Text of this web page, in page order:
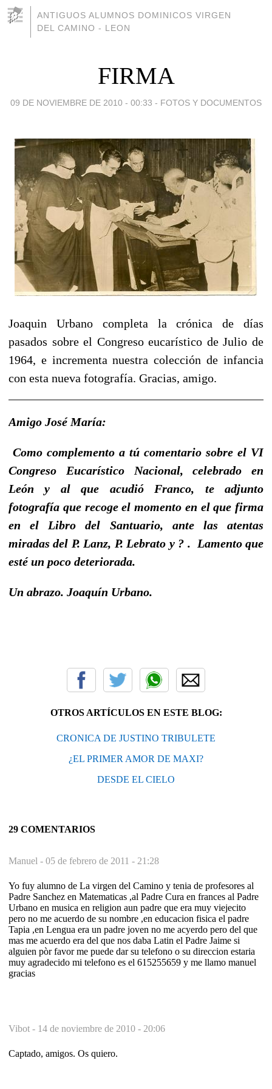
ANTIGUOS ALUMNOS DOMINICOS VIRGEN
DEL CAMINO - LEON
FIRMA
09 DE NOVIEMBRE DE 2010 - 00:33 - FOTOS Y DOCUMENTOS
Joaquin Urbano completa la crónica de días
pasados sobre el Congreso eucarístico de Julio de
1964, e incrementa nuestra colección de infancia
con esta nueva fotografía. Gracias, amigo.
Amigo José María:
Como complemento a tú comentario sobre el VI
Congreso Eucarístico Nacional, celebrado en
León y al que acudió Franco, te adjunto
fotografía que recoge el momento en el que firma
en el Libro del Santuario, ante las atentas
miradas del P. Lanz, P. Lebrato y ? . Lamento que
esté un poco deteriorada.
Un abrazo. Joaquín Urbano.
OTROS ARTÍCULOS EN ESTE BLOG:
CRONICA DE JUSTINO TRIBULETE
¿EL PRIMER AMOR DE MAXI?
DESDE EL CIELO
29 COMENTARIOS
Manuel - 05 de febrero de 2011 - 21:28
Yo fuy alumno de La virgen del Camino y tenia de profesores al
Padre Sanchez en Matematicas ,al Padre Cura en frances al Padre
Urbano en musica en religion aun padre que era muy viejecito
pero no me acuerdo de su nombre ,en educacion fisica el padre
Tapia ,en Lengua era un padre joven no me acyerdo pero del que
mas me acuerdo era del que nos daba Latin el Padre Jaime si
alguien pòr favor me puede dar su telefono o su direccion estaria
muy agradecido mi telefono es el 615255659 y me llamo manuel
gracias
Vibot - 14 de noviembre de 2010 - 20:06
Captado, amigos. Os quiero.